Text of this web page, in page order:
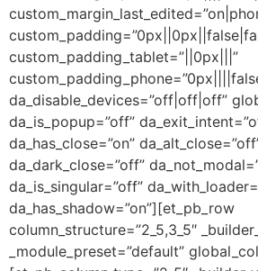
custom_padding_tablet=”||0px|||”
da_disable_devices=”off|off|off”
da_is_popup=”off”
da_has_close=”on”
da_dark_close=”off”
da_is_singular=”off”
da_has_shadow=”on”][et_pb_row
column_structure=”2_5,3_5″
_module_preset=”default”